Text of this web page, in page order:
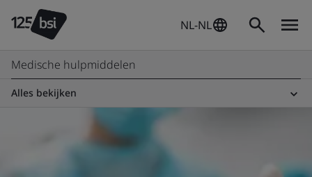
NL-NL
Medische hulpmiddelen
Alles bekijken